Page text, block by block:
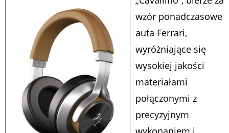
wzór ponadczasowe
auta Ferrari,
wyróżniające się
wysokiej jakości
materiałami
połączonymi z
precyzyjnym